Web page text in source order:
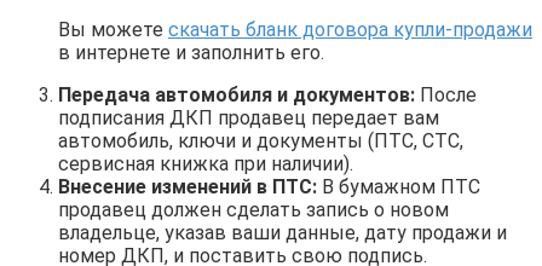
Вы можете скачать бланк договора купли-продажи
в интернете и заполнить его.
Передача автомобиля и документов: После
подписания ДКП продавец передает вам
автомобиль, ключи и документы (ПТС, СТС,
сервисная книжка при наличии).
Внесение изменений в ПТС: В бумажном ПТС
продавец должен сделать запись о новом
владельце, указав ваши данные, дату продажи и
номер ДКП, и поставить свою подпись.